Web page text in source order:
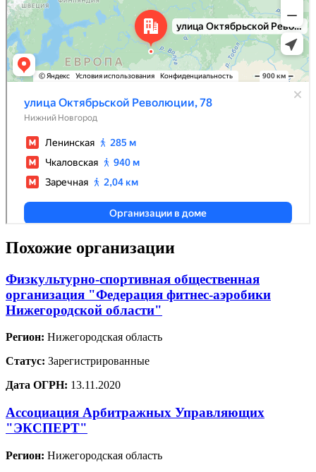
Похожие организации
Физкультурно-спортивная общественная
организация "Федерация фитнес-аэробики
Нижегородской области"
Регион: Нижегородская область
Статус: Зарегистрированные
Дата ОГРН: 13.11.2020
Ассоциация Арбитражных Управляющих
"ЭКСПЕРТ"
Регион: Нижегородская область